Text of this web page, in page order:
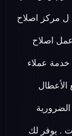
ل مركز اصلاح
اصلاح
عملاء
الضرورية
. يوفر لك